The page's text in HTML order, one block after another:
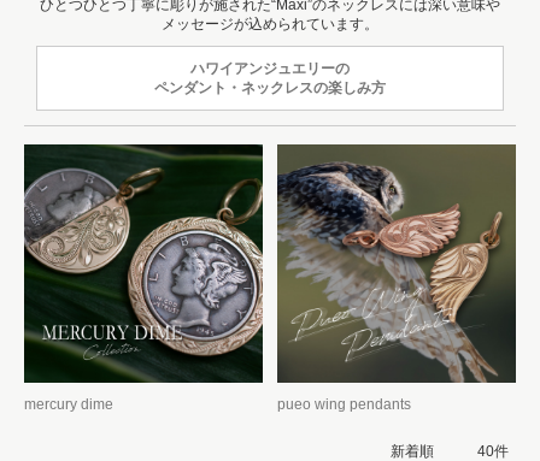
ひとつひとつ丁寧に彫りが施された“Maxi”のネックレスには深い意味や
メッセージが込められています。
ハワイアンジュエリーの
ペンダント・ネックレスの楽しみ方
mercury dime pueo wing pendants